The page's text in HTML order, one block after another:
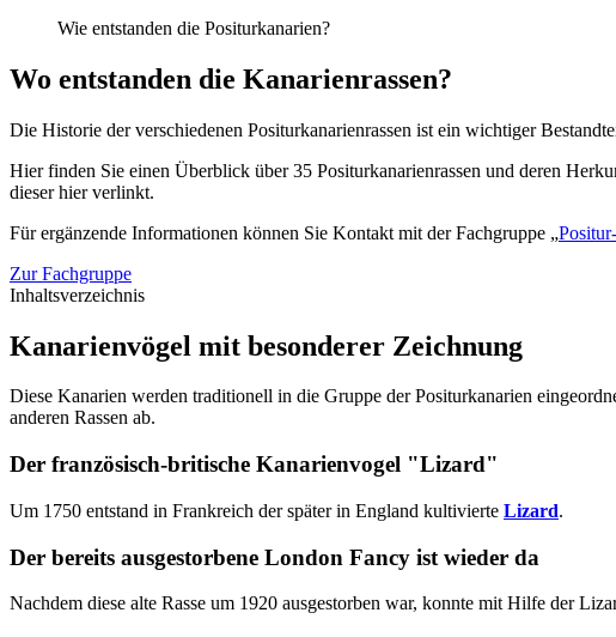
Wie entstanden die Positurkanarien?
Wo entstanden die Kanarienrassen?
Die Historie der verschiedenen Positurkanarienrassen ist ein wichtiger
Hier finden Sie einen Überblick über 35 Positurkanarienrassen und deren
dieser hier verlinkt.
Für ergänzende Informationen können Sie Kontakt mit der Fachgruppe „
Zur Fachgruppe
Inhaltsverzeichnis
Kanarienvögel mit besonderer Zeichnung
Diese Kanarien werden traditionell in die Gruppe der Positurkanarien
anderen Rassen ab.
Der französisch-britische Kanarienvogel "Lizard"
Um 1750 entstand in Frankreich der später in England kultivierte Lizard.
Der bereits ausgestorbene London Fancy ist wieder da
Nachdem diese alte Rasse um 1920 ausgestorben war, konnte mit Hilfe der